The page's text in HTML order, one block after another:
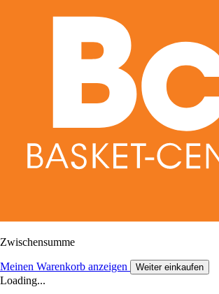
Zwischensumme
Meinen Warenkorb anzeigen Weiter einkaufen
Loading...